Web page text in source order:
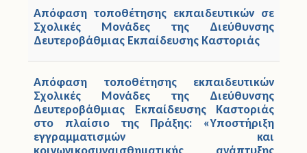
Απόφαση τοποθέτησης εκπαιδευτικών σε
Σχολικές Μονάδες της Διεύθυνσης
Δευτεροβάθμιας Εκπαίδευσης Καστοριάς
Απόφαση τοποθέτησης εκπαιδευτικών
Σχολικές Μονάδες της Διεύθυνσης
Δευτεροβάθμιας Εκπαίδευσης Καστοριάς
στο πλαίσιο της Πράξης: «Υποστήριξη
εγγραμματισμών και
κοινωνικοσυναισθηματικής ανάπτυξης